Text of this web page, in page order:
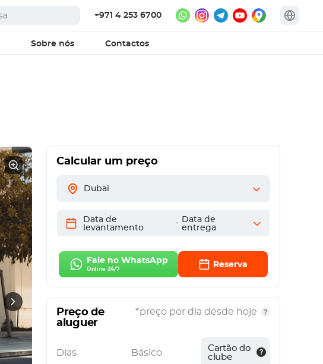
+971 4 253 6700
Sobre nós Contactos
Calcular um preço
Dubai
Data de
levantamento
- Data de
entrega
Fale no WhatsApp
Online 24/7
Reserva
Preço de
aluguer
*preço por dia desde hoje
Dias Básico
Cartão do
clube